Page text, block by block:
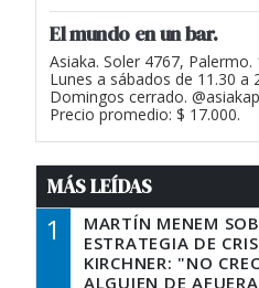
El mundo en un bar.
Asiaka. Soler 4767, Palermo.
Lunes a sábados de 11.30 a
Domingos cerrado.
Precio promedio: $ 17.000.
MÁS LEÍDAS
1
MARTÍN MENEM
ESTRATEGIA DE
KIRCHNER: "NO
ALGUIEN DE